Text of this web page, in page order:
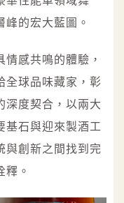
的宏大藍圖。
感共鳴的體驗，
全球品味藏家，彰
深度契合，以兩大
基石與迎來製酒工
與創新之間找到完
釋。